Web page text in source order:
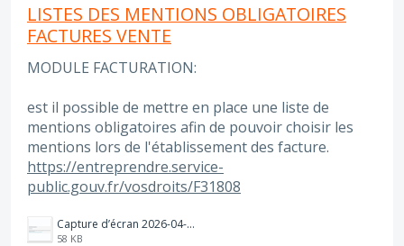
LISTES DES MENTIONS OBLIGATOIRES
FACTURES VENTE
MODULE FACTURATION:
est il possible de mettre en place une liste de
mentions obligatoires afin de pouvoir choisir les
mentions lors de l'établissement des facture.
https://entreprendre.service-
public.gouv.fr/vosdroits/F31808
Capture d’écran 2026-04-08 à 12.20.10.png
58 KB